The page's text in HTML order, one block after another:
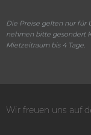
Die Preise gelten nur für
nehmen bitte gesondert
Mietzeitraum bis 4 Tage.
Wir freuen uns auf